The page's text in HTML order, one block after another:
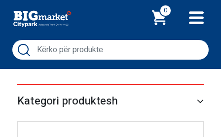
0
Kategori produktesh